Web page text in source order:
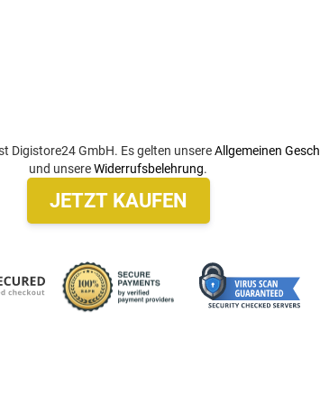
Digistore24 GmbH. Es gelten unsereAllgemeinen
und unsereWiderrufsbelehrung.
JETZT KAUFEN